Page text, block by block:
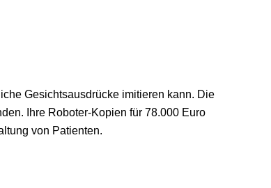
Gesichtsausdrücke imitieren kann. Die
Ihre Roboter-Kopien für 78.000 Euro
von Patienten.